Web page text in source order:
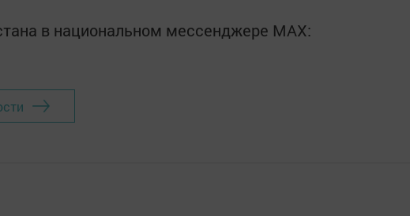
в национальном мессенджере MАХ: